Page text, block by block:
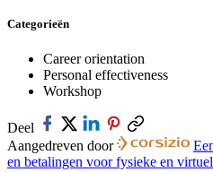
Categorieën
Career orientation
Personal effectiveness
Workshop
Deel
Aangedreven door
en betalingen voor fysieke en